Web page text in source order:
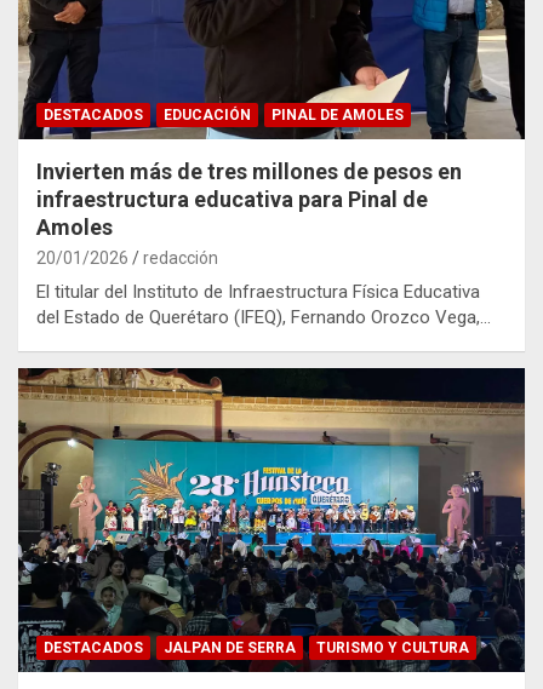
DESTACADOS EDUCACIÓN PINAL DE AMOLES
Invierten más de tres millones de pesos en
infraestructura educativa para Pinal de
Amoles
20/01/2026 redacción
El titular del Instituto de Infraestructura Física Educativa
del Estado de Querétaro (IFEQ), Fernando Orozco Vega,…
DESTACADOS JALPAN DE SERRA TURISMO Y CULTURA